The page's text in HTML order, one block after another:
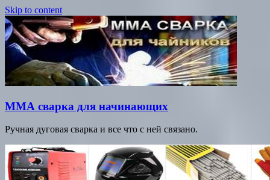
Skip to content
ММА сварка для начинающих
Ручная дуговая сварка и все что с ней связано.